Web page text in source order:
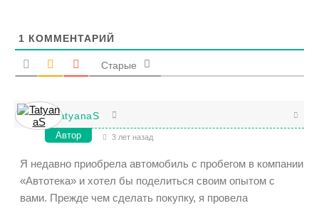
1 КОММЕНТАРИЙ
Старые
TatyanaS
Автор 3 лет назад
Я недавно приобрела автомобиль с пробегом в компании
«Автотека» и хотел бы поделиться своим опытом с
вами. Прежде чем сделать покупку, я провела